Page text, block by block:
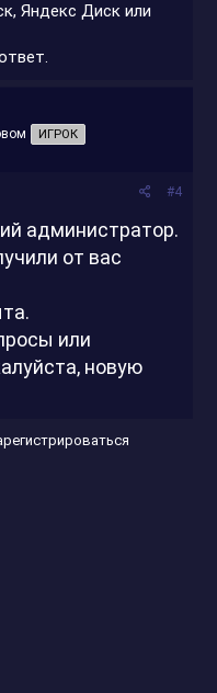
Яндекс Диск или
ИГРОК
#4
администратор.
от вас
или
новую